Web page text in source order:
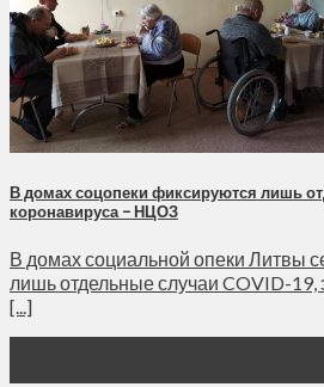
В домах соцопеки фиксируются лишь
коронавируса – НЦОЗ
В домах социальной опеки Литвы
лишь отдельные случаи COVID-19,
[...]